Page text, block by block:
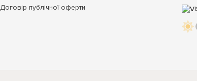
Договір публічної оферти